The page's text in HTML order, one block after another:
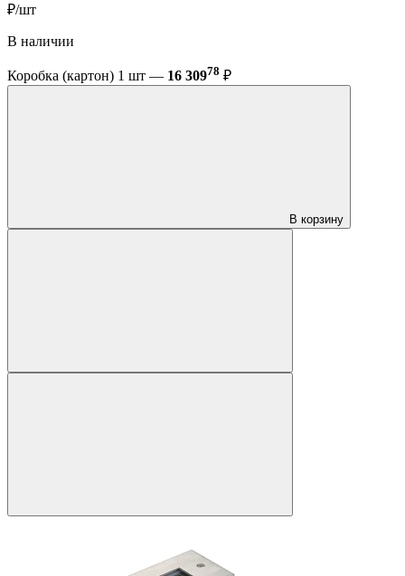
₽/шт
В наличии
Коробка (картон) 1 шт — 16 30978 ₽
В корзину